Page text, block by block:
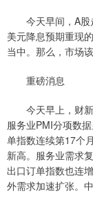
今天早间，A
美元降息预期重现
当中。那么，市场
重磅消息
今天早上，财
服务业PMI分项数
单指数连续第17个
新高。服务业需求
出口订单指数也连
外需求加速扩张。